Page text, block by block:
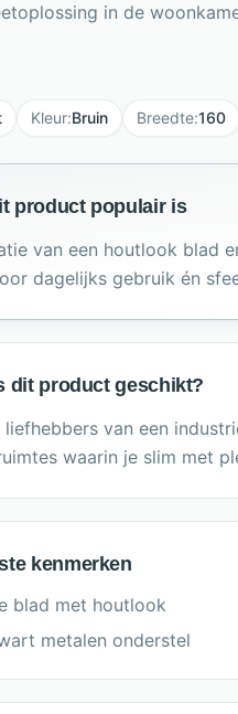
in de
Kleur:Bruin Breedte:160
product populair is
van een houtlook blad
dagelijks gebruik én
dit product geschikt?
liefhebbers van een
waarin je slim met
kenmerken
blad met houtlook
metalen onderstel